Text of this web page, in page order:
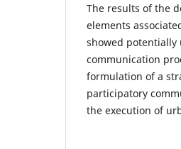
The results of the
elements
showed potentially
communication
formulation of a
participatory
the execution of